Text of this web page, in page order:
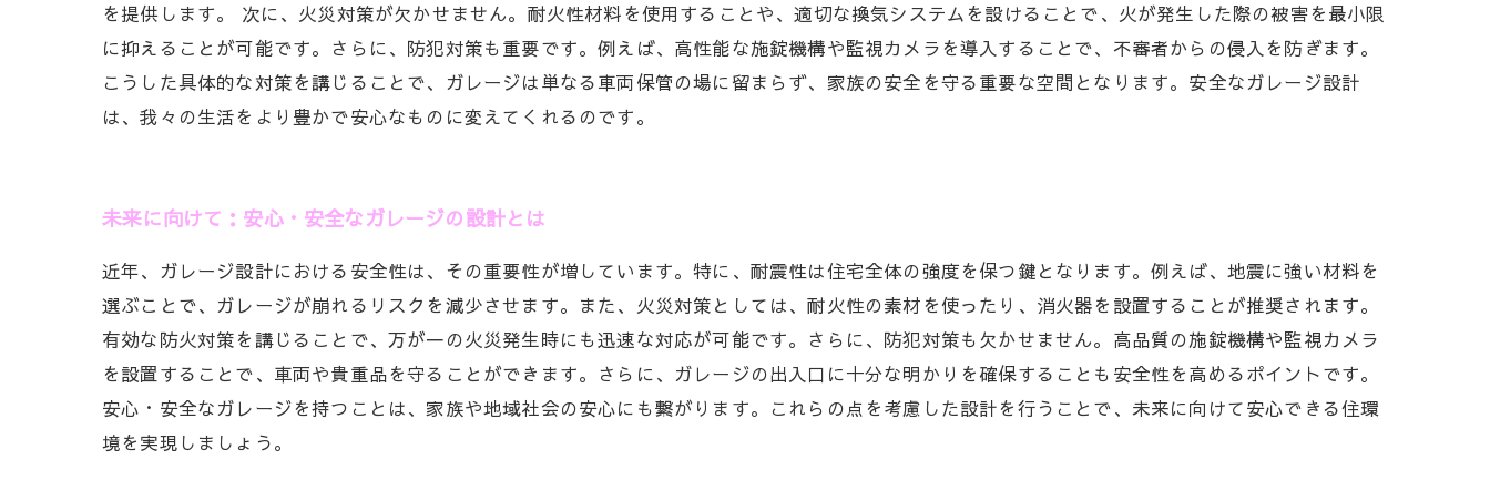
を提供します。 次に、火災対策が欠かせません。耐火性材料を使用することや、適切な換気システムを設けることで、火が発生した際の被害を最小限
に抑えることが可能です。さらに、防犯対策も重要です。例えば、高性能な施錠機構や監視カメラを導入することで、不審者からの侵入を防ぎます。
こうした具体的な対策を講じることで、ガレージは単なる車両保管の場に留まらず、家族の安全を守る重要な空間となります。安全なガレージ設計
は、我々の生活をより豊かで安心なものに変えてくれるのです。
未来に向けて：安心・安全なガレージの設計とは
近年、ガレージ設計における安全性は、その重要性が増しています。特に、耐震性は住宅全体の強度を保つ鍵となります。例えば、地震に強い材料を
選ぶことで、ガレージが崩れるリスクを減少させます。また、火災対策としては、耐火性の素材を使ったり、消火器を設置することが推奨されます。
有効な防火対策を講じることで、万が一の火災発生時にも迅速な対応が可能です。さらに、防犯対策も欠かせません。高品質の施錠機構や監視カメラ
を設置することで、車両や貴重品を守ることができます。さらに、ガレージの出入口に十分な明かりを確保することも安全性を高めるポイントです。
安心・安全なガレージを持つことは、家族や地域社会の安心にも繋がります。これらの点を考慮した設計を行うことで、未来に向けて安心できる住環
境を実現しましょう。